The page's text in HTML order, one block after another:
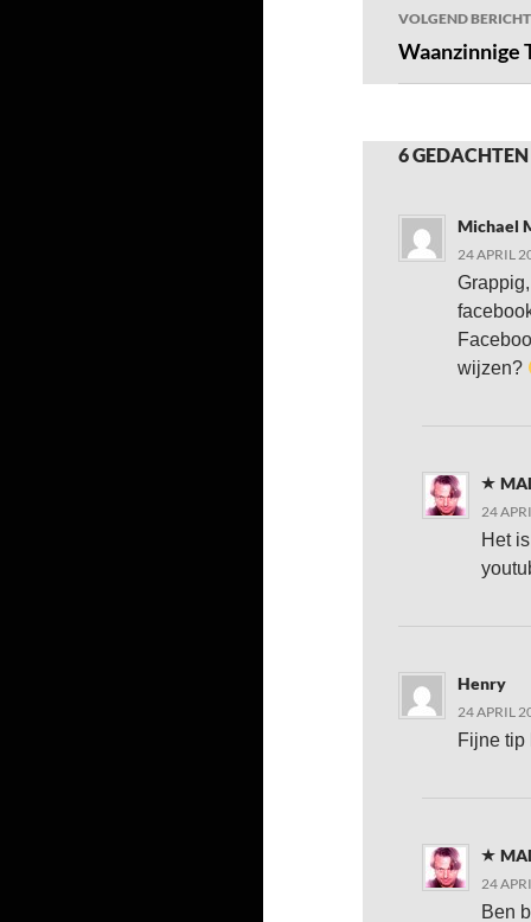
VOLGEND BERICHT
Waanzinnige
6
Michael
24 APRIL
wijzen?
24
Het
Henry
24 APRIL
Fijne tip
24
Ben